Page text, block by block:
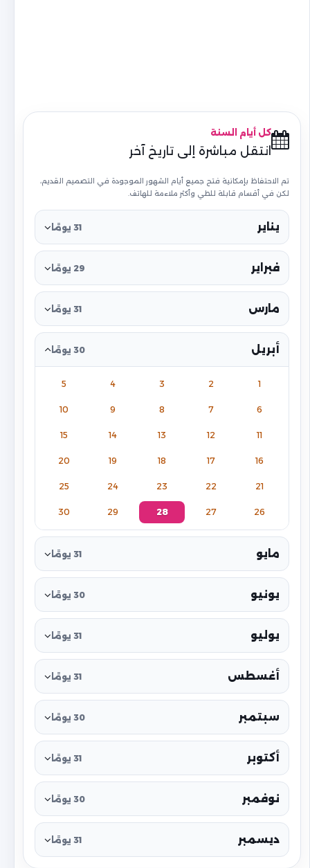
كل أيام السنة
انتقل مباشرة إلى تاريخ آخر
تم الاحتفاظ بإمكانية فتح جميع أيام الشهور الموجودة في التصميم القديم،
لكن في أقسام قابلة للطي وأكثر ملاءمة للهاتف.
يناير 31 يومًا
فبراير 29 يومًا
مارس 31 يومًا
أبريل 30 يومًا
1
2
3
4
5
6
7
8
9
10
11
12
13
14
15
16
17
18
19
20
21
22
23
24
25
26
27
28
29
30
مايو 31 يومًا
يونيو 30 يومًا
يوليو 31 يومًا
أغسطس 31 يومًا
سبتمبر 30 يومًا
أكتوبر 31 يومًا
نوفمبر 30 يومًا
ديسمبر 31 يومًا